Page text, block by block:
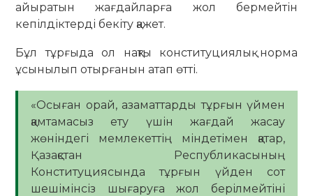
айыратын жағдайларға жол бермейтін
кепілдіктерді бекіту қажет.
Бұл тұрғыда ол нақты конституциялық норма
ұсынылып отырғанын атап өтті.
«Осыған орай, азаматтарды тұрғын үймен
қамтамасыз ету үшін жағдай жасау
жөніндегі мемлекеттің міндетімен қатар,
Қазақстан Республикасының
Конституциясында тұрғын үйден сот
шешімінсіз шығаруға жол берілмейтіні